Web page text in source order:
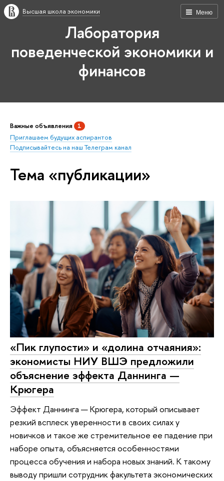
Меню
Высшая школа экономики
Лаборатория
поведенческой экономики и
финансов
Важные объявления 1
Приглашаем будущих аспирантов
Подписывайтесь на наш Телеграм канал
Тема «публикации»
«Пик глупости» и «долина отчаяния»:
экономисты НИУ ВШЭ предложили
объяснение эффекта Даннинга —
Крюгера
Эффект Даннинга — Крюгера, который описывает
резкий всплеск уверенности в своих силах у
новичков и такое же стремительное ее падение при
наборе опыта, объясняется особенностями
процесса обучения и набора новых знаний. К такому
выводу пришли сотрудник факультета экономических